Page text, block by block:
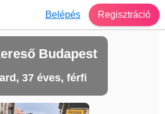
Belépés Regisztráció
Budapest
37 éves, férfi